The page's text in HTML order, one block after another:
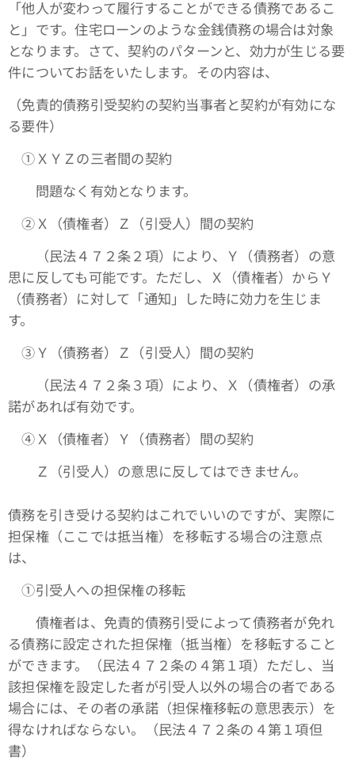
「他人が変わって履行することができる債務であるこ
と」です。住宅ローンのような金銭債務の場合は対象
となります。さて、契約のパターンと、効力が生じる要
件についてお話をいたします。その内容は、
（免責的債務引受契約の契約当事者と契約が有効にな
る要件）
①ＸＹＺの三者間の契約
問題なく有効となります。
➁Ｘ（債権者）Ｚ（引受人）間の契約
（民法４７２条２項）により、Ｙ（債務者）の意
思に反しても可能です。ただし、Ｘ（債権者）からＹ
（債務者）に対して「通知」した時に効力を生じま
す。
③Ｙ（債務者）Ｚ（引受人）間の契約
（民法４７２条３項）により、Ｘ（債権者）の承
諾があれば有効です。
④Ｘ（債権者）Ｙ（債務者）間の契約
Ｚ（引受人）の意思に反してはできません。
債務を引き受ける契約はこれでいいのですが、実際に
担保権（ここでは抵当権）を移転する場合の注意点
は、
①引受人への担保権の移転
債権者は、免責的債務引受によって債務者が免れ
る債務に設定された担保権（抵当権）を移転すること
ができます。（民法４７２条の４第１項）ただし、当
該担保権を設定した者が引受人以外の場合の者である
場合には、その者の承諾（担保権移転の意思表示）を
得なければならない。（民法４７２条の４第１項但
書）